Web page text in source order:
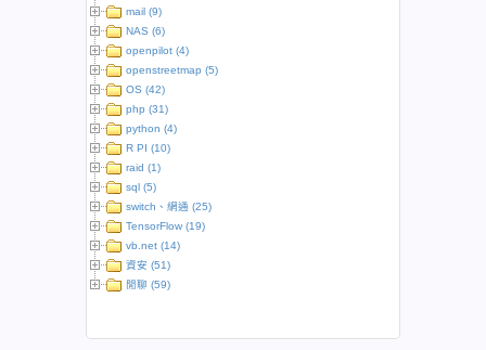
mail (9)
NAS (6)
openpilot (4)
openstreetmap (5)
OS (42)
php (31)
python (4)
R PI (10)
raid (1)
sql (5)
switch、網通 (25)
TensorFlow (19)
vb.net (14)
資安 (51)
閒聊 (59)